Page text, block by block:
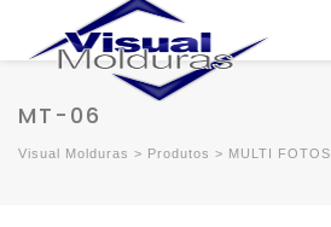
MT-06
Visual Molduras > Produtos > MULTI FOTOS